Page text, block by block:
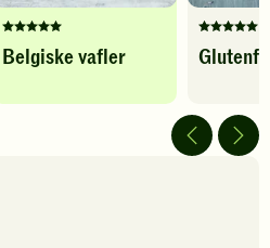
Denne
oppskriften
fått
Belgiske vafler
Denne
5
av